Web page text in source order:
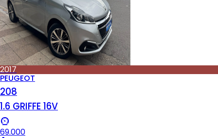
2017
PEUGEOT
208
1.6 GRIFFE 16V
69.000